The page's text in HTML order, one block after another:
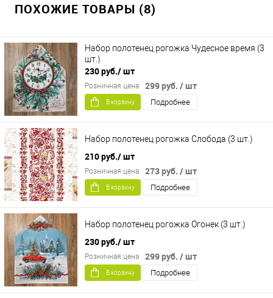
ПОХОЖИЕ ТОВАРЫ (8)
Набор полотенец рогожка Чудесное время (3
шт.)
230 руб./ шт
299 руб. / шт
Розничная цена
В корзину Подробнее
Набор полотенец рогожка Слобода (3 шт.)
210 руб./ шт
273 руб. / шт
Розничная цена
В корзину Подробнее
Набор полотенец рогожка Огонек (3 шт.)
230 руб./ шт
299 руб. / шт
Розничная цена
В корзину Подробнее